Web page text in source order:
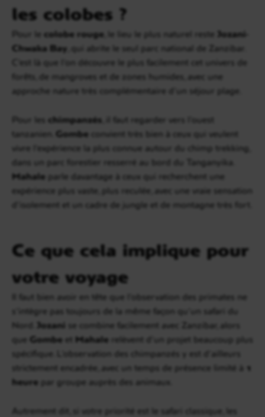
les colobes ?
Pour le colobe rouge , le lieu le plus naturel reste Jozani-
Chwaka Bay , qui abrite le seul parc national de Zanzibar.
C’est là que l’on découvre le plus facilement cet univers de
forêts, de mangroves et de zones humides, avec une
approche nature très complémentaire d’un séjour plage.
Pour les chimpanzés , il faut regarder vers l’ouest
tanzanien. Gombe convient très bien à ceux qui veulent
vivre l’expérience la plus connue autour du chimp trekking,
dans un parc forestier resserré au bord du Tanganyika.
Mahale parle davantage à ceux qui recherchent une
expérience plus vaste, plus reculée, avec une vraie sensation
d’isolement et un cadre de jungle et de montagne très fort.
Ce que cela implique pour
votre voyage
Il faut bien avoir en tête que l’observation des primates ne
s’intègre pas toujours de la même façon qu’un safari du
Nord. Jozani se combine facilement avec Zanzibar, alors
que Gombe et Mahale relèvent d’un projet beaucoup plus
spécifique. L’observation des chimpanzés y est d’ailleurs
strictement encadrée, avec un temps de présence limité à 1
heure par groupe auprès des animaux.
Autrement dit, si votre priorité est le safari classique, les